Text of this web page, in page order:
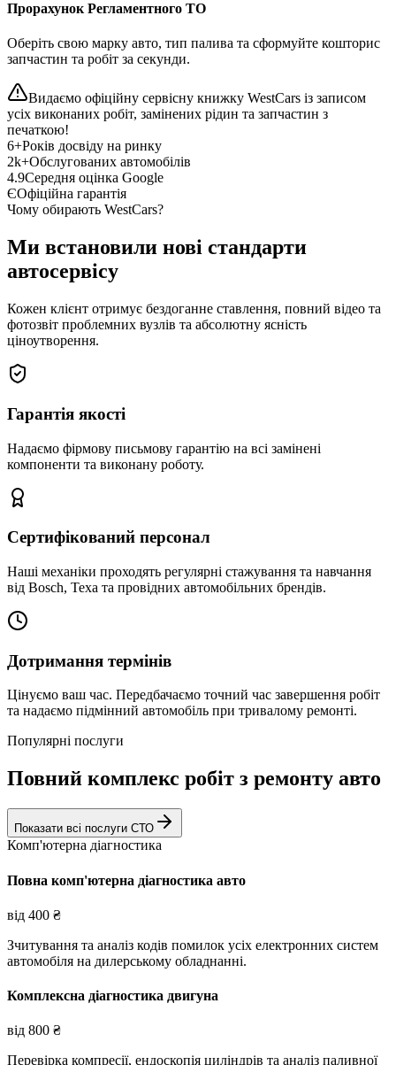
Прорахунок Регламентного ТО
Оберіть свою марку авто, тип палива та сформуйте кошторис
запчастин та робіт за секунди.
Видаємо офіційну сервісну книжку WestCars із записом
усіх виконаних робіт, замінених рідин та запчастин з
печаткою!
6+Років досвіду на ринку
2k+Обслугованих автомобілів
4.9Середня оцінка Google
ЄОфіційна гарантія
Чому обирають WestCars?
Ми встановили нові стандарти
автосервісу
Кожен клієнт отримує бездоганне ставлення, повний відео та
фотозвіт проблемних вузлів та абсолютну ясність
ціноутворення.
Гарантія якості
Надаємо фірмову письмову гарантію на всі замінені
компоненти та виконану роботу.
Сертифікований персонал
Наші механіки проходять регулярні стажування та навчання
від Bosch, Texa та провідних автомобільних брендів.
Дотримання термінів
Цінуємо ваш час. Передбачаємо точний час завершення робіт
та надаємо підмінний автомобіль при тривалому ремонті.
Популярні послуги
Повний комплекс робіт з ремонту авто
Показати всі послуги СТО
Комп'ютерна діагностика
Повна комп'ютерна діагностика авто
від 400 ₴
Зчитування та аналіз кодів помилок усіх електронних систем
автомобіля на дилерському обладнанні.
Комплексна діагностика двигуна
від 800 ₴
Перевірка компресії, ендоскопія циліндрів та аналіз паливної